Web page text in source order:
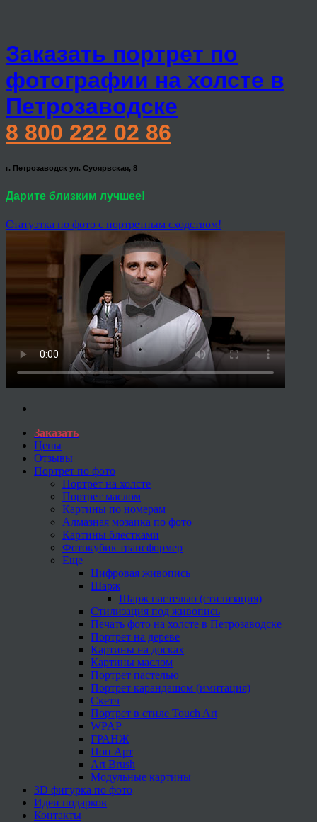
Заказать портрет по
фотографии на холсте в
Петрозаводске
8 800 222 02 86
г. Петрозаводск ул. Суоярвская, 8
Дарите близким лучшее!
Статуэтка по фото с портретным сходством!
Заказать
Цены
Отзывы
Портрет по фото
Портрет на холсте
Портрет маслом
Картины по номерам
Алмазная мозаика по фото
Картины блестками
Фотокубик трансформер
Еще
Цифровая живопись
Шарж
Шарж пастелью (стилизация)
Стилизация под живопись
Печать фото на холсте в Петрозаводске
Портрет на дереве
Картины на досках
Картины маслом
Портрет пастелью
Портрет карандашом (имитация)
Скетч
Портрет в стиле Touch Art
WPAP
ГРАНЖ
Поп Арт
Art Brush
Модульные картины
3D фигурка по фото
Идеи подарков
Контакты